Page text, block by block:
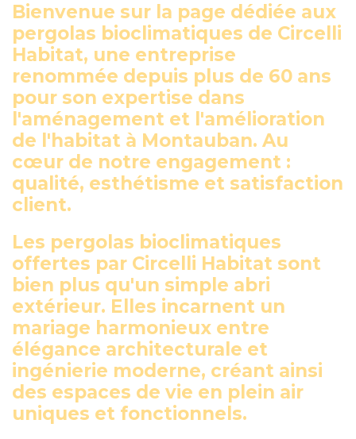
Bienvenue sur la page dédiée aux
pergolas bioclimatiques de Circelli
Habitat, une entreprise
renommée depuis plus de 60 ans
pour son expertise dans
l'aménagement et l'amélioration
de l'habitat à Montauban. Au
cœur de notre engagement :
qualité, esthétisme et satisfaction
client.
Les pergolas bioclimatiques
offertes par Circelli Habitat sont
bien plus qu'un simple abri
extérieur. Elles incarnent un
mariage harmonieux entre
élégance architecturale et
ingénierie moderne, créant ainsi
des espaces de vie en plein air
uniques et fonctionnels.